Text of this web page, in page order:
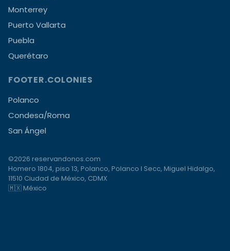
Monterrey
Puerto Vallarta
Puebla
Querétaro
FOOTER.COLONIES
Polanco
Condesa/Roma
San Ángel
©2026 reservandonos.com
Homero 1804, piso 13, Polanco, Polanco I Secc, Miguel Hidalgo,
11510 Ciudad de México, CDMX
🇲🇽 México